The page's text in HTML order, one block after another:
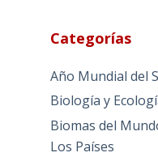
Categorías
Año Mundial del
Biología y
Biomas del
Los Países